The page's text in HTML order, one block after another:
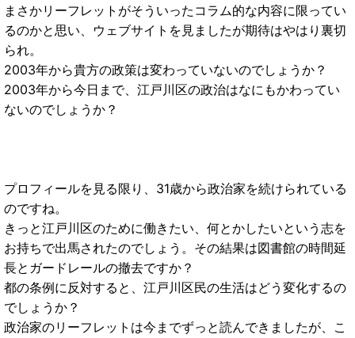
まさかリーフレットがそういったコラム的な内容に限ってい
るのかと思い、ウェブサイトを見ましたが期待はやはり裏切
られ。
2003年から貴方の政策は変わっていないのでしょうか？
2003年から今日まで、江戸川区の政治はなにもかわってい
ないのでしょうか？
プロフィールを見る限り、31歳から政治家を続けられている
のですね。
きっと江戸川区のために働きたい、何とかしたいという志を
お持ちで出馬されたのでしょう。その結果は図書館の時間延
長とガードレールの撤去ですか？
都の条例に反対すると、江戸川区民の生活はどう変化するの
でしょうか？
政治家のリーフレットは今までずっと読んできましたが、こ